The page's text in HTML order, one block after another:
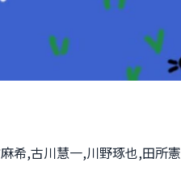
希,古川慧一,川野琢也,田所憲